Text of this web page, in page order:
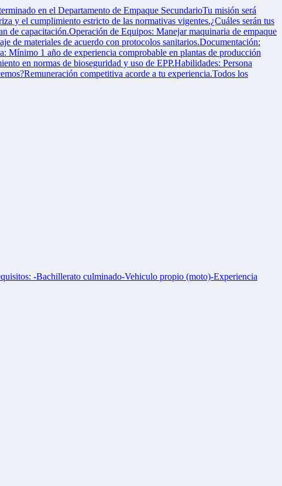
en el Departamento de Empaque SecundarioTu misión será
y el cumplimiento estricto de las normativas vigentes.¿Cuáles serán tus
de capacitación.Operación de Equipos: Manejar maquinaria de empaque
de materiales de acuerdo con protocolos sanitarios.Documentación:
Mínimo 1 año de experiencia comprobable en plantas de producción
en normas de bioseguridad y uso de EPP.Habilidades: Persona
competitiva acorde a tu experiencia.Todos los
-Bachillerato culminado-Vehiculo propio (moto)-Experiencia